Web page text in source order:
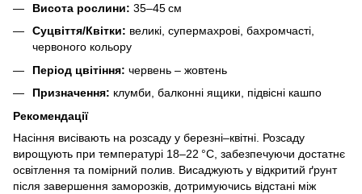
Висота рослини: 35–45 см
Суцвіття/Квітки: великі, супермахрові, бахромчасті,
червоного кольору
Період цвітіння: червень – жовтень
Призначення: клумби, балконні ящики, підвісні кашпо
Рекомендації
Насіння висівають на розсаду у березні–квітні. Розсаду
вирощують при температурі 18–22 °C, забезпечуючи достатнє
освітлення та помірний полив. Висаджують у відкритий ґрунт
після завершення заморозків, дотримуючись відстані між